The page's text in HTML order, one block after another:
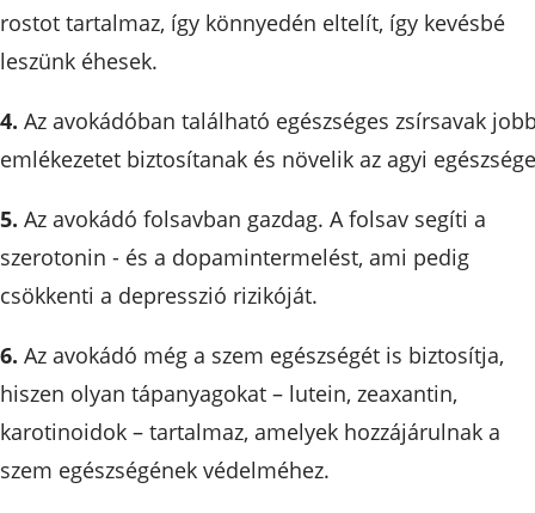
rostot tartalmaz, így könnyedén eltelít, így kevésbé
leszünk éhesek.
4. Az avokádóban található egészséges zsírsavak
emlékezetet biztosítanak és növelik az agyi
5. Az avokádó folsavban gazdag. A folsav segíti a
szerotonin - és a dopamintermelést, ami pedig
csökkenti a depresszió rizikóját.
6. Az avokádó még a szem egészségét is biztosítja,
hiszen olyan tápanyagokat – lutein, zeaxantin,
karotinoidok – tartalmaz, amelyek hozzájárulnak a
szem egészségének védelméhez.